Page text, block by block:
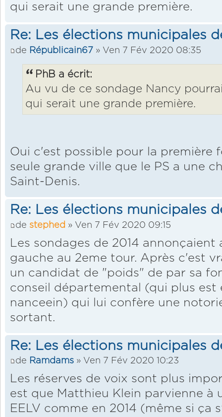
qui serait une grande première.
Re: Les élections municipales
de Républicain67 » Ven 7 Fév 2020 08:35
PhB a écrit:
Au vu de ce sondage Nancy
qui serait une grande première.
Oui c'est possible pour la première
seule grande ville que le PS a une
Saint-Denis.
Re: Les élections municipales
de stephed » Ven 7 Fév 2020 09:15
Les sondages de 2014
gauche au 2eme tour. Après c'est
un candidat de "poids" de par sa
conseil départemental (qui plus
nanceein) qui lui confère une
sortant.
Re: Les élections municipales
de Ramdams » Ven 7 Fév 2020 10:23
Les réserves de voix sont plus
est que Matthieu Klein parvienne à
EELV comme en 2014 (même si ça